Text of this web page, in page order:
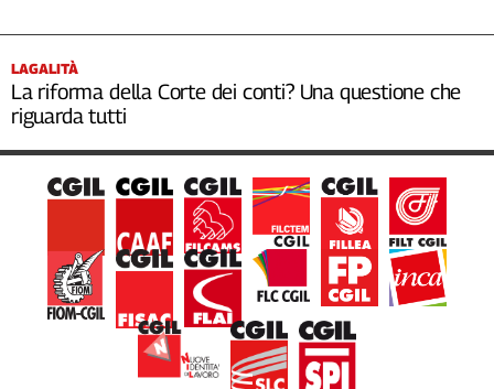
LAGALITÀ
La riforma della Corte dei conti? Una questione che
riguarda tutti